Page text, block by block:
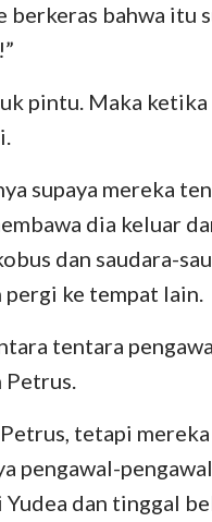
berkeras bahwa itu
pintu. Maka
supaya mereka
dia keluar
dan saudara-
ke tempat lain.
tentara
Petrus.
tetapi
pengawal-
dan tinggal